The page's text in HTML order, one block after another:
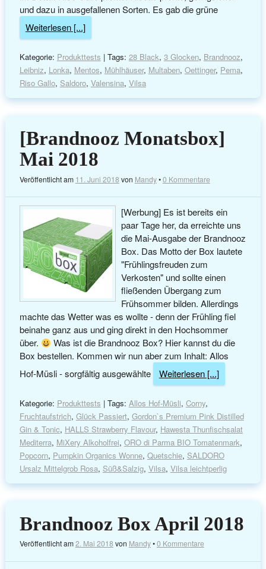
und dazu in ausgefallenen Sorten. Es gab die grüne
Weiterlesen [...]
Kategorie: Produkttests | Tags: 28 Black, 3 Glocken, Brandnooz,
Leibniz, Lonka, Mentos, Mühlhäuser, Multaben, Oettinger, Pema,
Riso Gallo, Saldoro, Valensina, Vilsa
[Brandnooz Monatsbox]
Mai 2018
Veröffentlicht am 11. Juni 2018 von Mandy•0 Kommentare
[Werbung] Es ist bereits ein
paar Tage her, da erreichte uns
die Mai-Ausgabe der Brandnooz
Box. Das Motto der Box lautete
"Frühlingsfreuden zum
Verkosten" und sollte einen
fließenden Übergang zum
Frühsommer bilden. Allerdings
machte das Wetter was es wollte - denn der Frühling fiel
beinahe ganz aus und ging direkt in den Hochsommer
über.
Was ist die Brandnooz Box? Hier kannst du die
Box bestellen. Kommen wir nun aber zum Inhalt: Allos
Hof-Müsli - sorgfältig ausgewählte
Weiterlesen [...]
Kategorie: Produkttests | Tags: Allos Hof-Müsli, Corny,
Fruchtaufstrich, Glück Passiert, Gordon`s Premium Pink Distilled
Gin & Tonic, HALLS Strawberry Flavour, Hawesta Thunfischsalat
Mediterra, MiXery Alkoholfrei, ORO di Parma BIO Tomatenmark,
Popcorn, Pumpkin Organics Wonne, Quetschie, SALDORO
Ursalz Mittelgrob Rosa, Süß&Salzig, Vilsa, Vilsa leichtperlig
Brandnooz Box April 2018
Veröffentlicht am2. Mai 2018 von Mandy•0 Kommentare